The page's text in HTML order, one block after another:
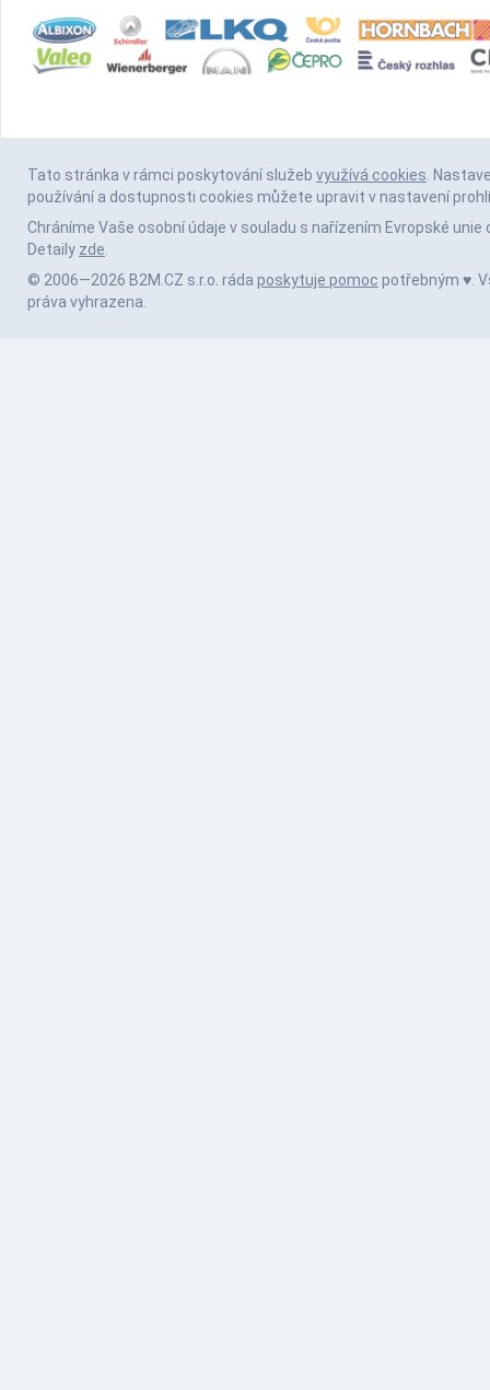
Tato stránka v rámci poskytování služeb využívá cookies.
používání a dostupnosti cookies můžete upravit v nastavení
Chráníme Vaše osobní údaje v souladu s nařízením Evropské unie
Detaily zde.
© 2006—2026 B2M.CZ s.r.o. ráda poskytuje pomoc potřebným ♥️.
práva vyhrazena.